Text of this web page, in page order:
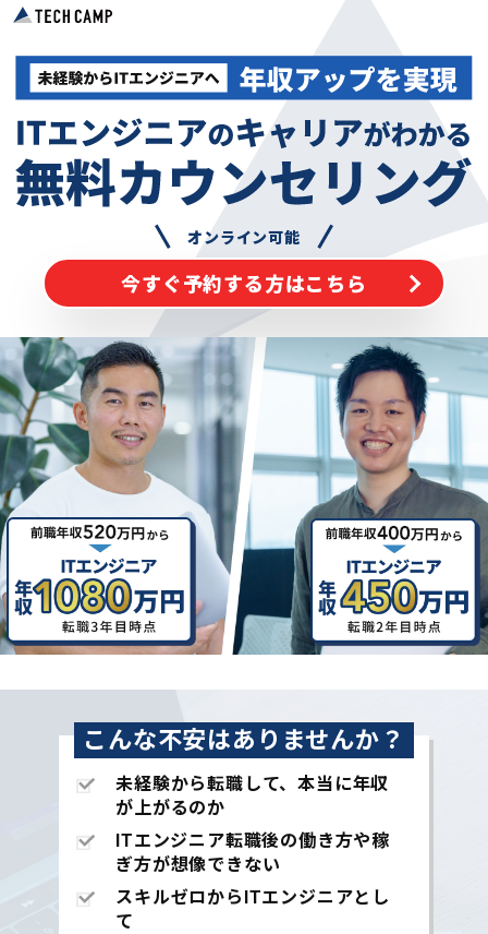
オンライン可能
今すぐ予約する方はこちら
こんな不安はありませんか？
未経験から転職して、本当に年収
が上がるのか
ITエンジニア転職後の働き方や稼
ぎ方が想像できない
スキルゼロからITエンジニアとし
て